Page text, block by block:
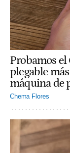
Probamos
plegable
máquina de
Chema Flores